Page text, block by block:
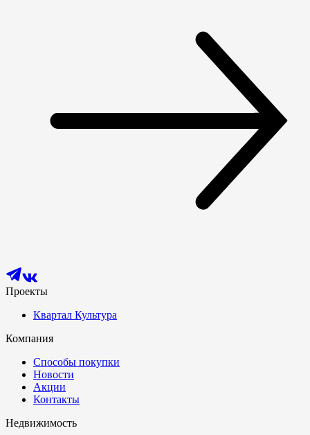
Проекты
Квартал Культура
Компания
Способы покупки
Новости
Акции
Контакты
Недвижимость